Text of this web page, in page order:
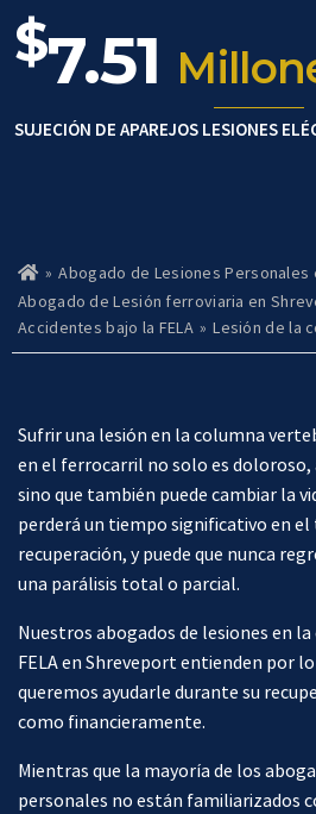
$7.51
SUJECIÓN DE APAREJOS LESIONES
Ho
m
e
» Abogado de Lesiones
Abogado de Lesión ferroviaria en
Accidentes bajo la FELA » Lesión de la
Sufrir una lesión en la columna
en el ferrocarril no solo es
sino que también puede cambiar la
perderá un tiempo significativo en
recuperación, y puede que nunca
una parálisis total o parcial.
Nuestros abogados de lesiones en
FELA en Shreveport entienden por
queremos ayudarle durante su
como financieramente.
Mientras que la mayoría de los
personales no están familiarizados